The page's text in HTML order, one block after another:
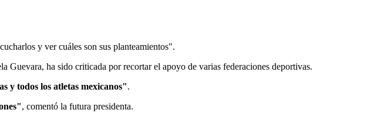
y ver cuáles son sus planteamientos".
ha sido criticada por recortar el apoyo de varias federaciones deportivas.
y todos los atletas mexicanos".
, comentó la futura presidenta.